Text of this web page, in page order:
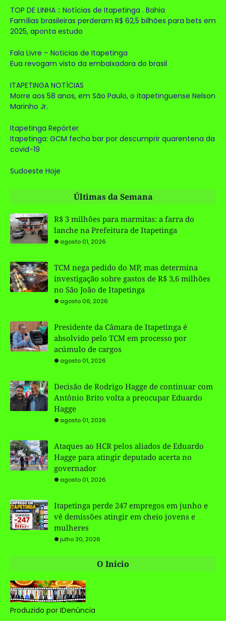
TOP DE LINHA :: Notícias de Itapetinga . Bahia
Famílias brasileiras perderam R$ 62,5 bilhões para bets em
2025, aponta estudo
Fala Livre – Noticias de Itapetinga
Eua revogam visto da embaixadora do brasil
ITAPETINGA NOTÍCIAS
Morre aos 58 anos, em São Paulo, o itapetinguense Nelson
Marinho Jr.
Itapetinga Repórter
Itapetinga: GCM fecha bar por descumprir quarentena da
covid-19
Sudoeste Hoje
Últimas da Semana
R$ 3 milhões para marmitas: a farra do
lanche na Prefeitura de Itapetinga
agosto 01, 2026
TCM nega pedido do MP, mas determina
investigação sobre gastos de R$ 3,6 milhões
no São João de Itapetinga
agosto 06, 2026
Presidente da Câmara de Itapetinga é
absolvido pelo TCM em processo por
acúmulo de cargos
agosto 01, 2026
Decisão de Rodrigo Hagge de continuar com
Antônio Brito volta a preocupar Eduardo
Hagge
agosto 01, 2026
Ataques ao HCR pelos aliados de Eduardo
Hagge para atingir deputado acerta no
governador
agosto 01, 2026
Itapetinga perde 247 empregos em junho e
vê demissões atingir em cheio jovens e
mulheres
julho 30, 2026
O Inicio
Produzido por IDenúncia